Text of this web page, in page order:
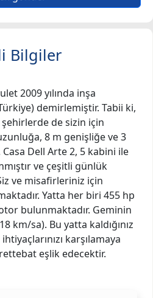
Bilgiler
2009 yılında inşa
demirlemiştir. Tabii ki,
de sizin için
8 m genişliğe ve 3
Dell Arte 2, 5 kabini ile
ve çeşitli günlük
ve misafirleriniz için
Yatta her biri 455 hp
bulunmaktadır. Geminin
km/sa). Bu yatta kaldığınız
karşılamaya
eşlik edecektir.